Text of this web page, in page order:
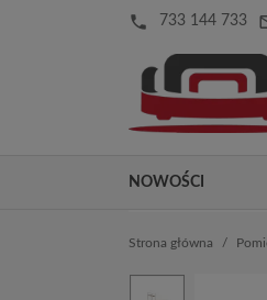
local_phone 733 144 733
NOWOŚCI
Strona główna